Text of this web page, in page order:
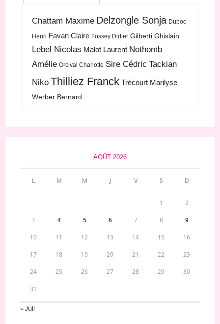
Chattam Maxime Delzongle Sonja Duboc
Henri Favan Claire Fossey Didier Gilberti Ghislain
Lebel Nicolas Malot Laurent Nothomb
Amélie Orcival Charlotte Sire Cédric Tackian
Niko Thilliez Franck Trécourt Marilyse
Werber Bernard
AOÛT 2026
L M M J V S D
1 2
3 4 5 6 7 8 9
10 11 12 13 14 15 16
17 18 19 20 21 22 23
24 25 26 27 28 29 30
31
« Juil